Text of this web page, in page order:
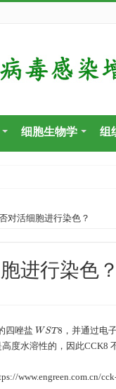
细胞生物学 组
对活细胞进行染色？
进行染色？
四唑盐 WST8
，并通过电
度水溶性的，因此CCK8
www.engreen.com.cn/